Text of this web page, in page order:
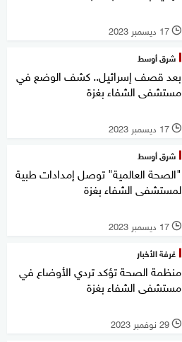
l 17 ديسمبر 2023
شرق أوسط
بعد قصف إسرائيل.. كشف الوضع في
مستشفى الشفاء بغزة
l 17 ديسمبر 2023
شرق أوسط
"الصحة العالمية" توصل إمدادات طبية
لمستشفى الشفاء بغزة
l 17 ديسمبر 2023
غرفة الأخبار
منظمة الصحة تؤكد تردي الأوضاع في
مستشفى الشفاء بغزة
l 29 نوفمبر 2023